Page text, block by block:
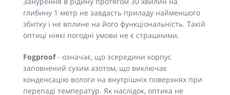
глибину 1 метр не завдасть приладу найменшого
збитку і не вплине на його функціональність. Такій
оптиці ніякі погодні умови не є страшними.
Fogproof- означає, що зсередини корпус
заповнений сухим азотом, що виключає
конденсацію вологи на внутрішніх поверхнях при
перепаді температур. Як наслідок, оптика не